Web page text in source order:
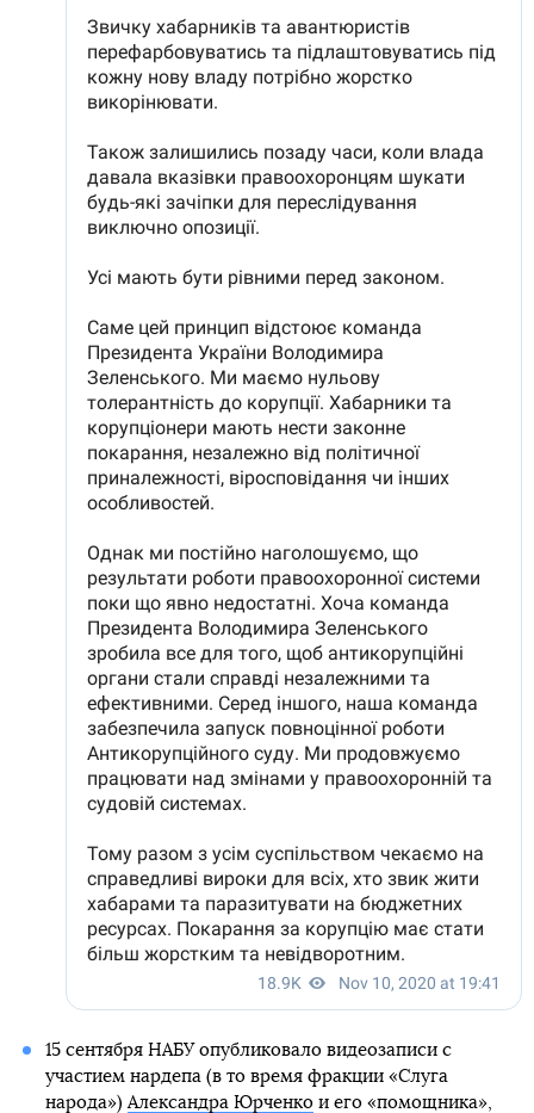
15 сентября НАБУ опубликовало видеозаписи с
участием нардепа (в то время фракции «Слуга
народа») Александра Юрченкои его «помощника»,